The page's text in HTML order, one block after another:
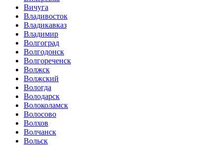
Вичуга
Владивосток
Владикавказ
Владимир
Волгоград
Волгодонск
Волгореченск
Волжск
Волжский
Вологда
Володарск
Волоколамск
Волосово
Волхов
Волчанск
Вольск